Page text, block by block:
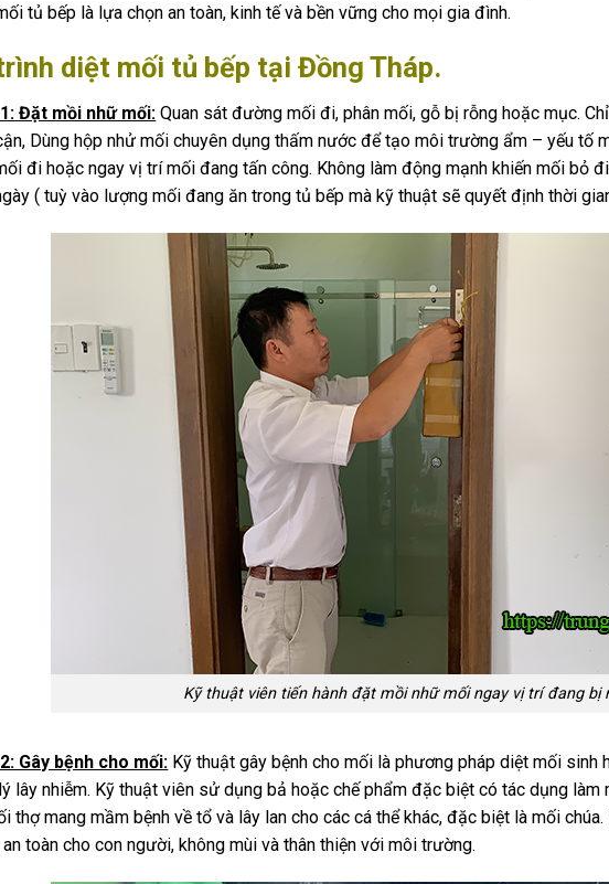
tủ bếp là lựa chọn an toàn, kinh tế và bền vững cho mọi gia đình.
diệt mối tủ bếp tại Đồng Tháp.
Đặt mồi nhữ mối: Quan sát đường mối đi, phân mối, gỗ bị rỗng hoặc mục.
Dùng hộp nhử mối chuyên dụng thấm nước để tạo môi trường ẩm – yếu tố
đi hoặc ngay vị trí mối đang tấn công. Không làm động mạnh khiến mối bỏ
( tuỳ vào lượng mối đang ăn trong tủ bếp mà kỹ thuật sẽ quyết định thời
Kỹ thuật viên tiến hành đặt mồi nhữ mối ngay vị trí đang bị
Gây bệnh cho mối: Kỹ thuật gây bệnh cho mối là phương pháp diệt mối sinh
lây nhiễm. Kỹ thuật viên sử dụng bả hoặc chế phẩm đặc biệt có tác dụng làm
thợ mang mầm bệnh về tổ và lây lan cho các cá thể khác, đặc biệt là mối
toàn cho con người, không mùi và thân thiện với môi trường.